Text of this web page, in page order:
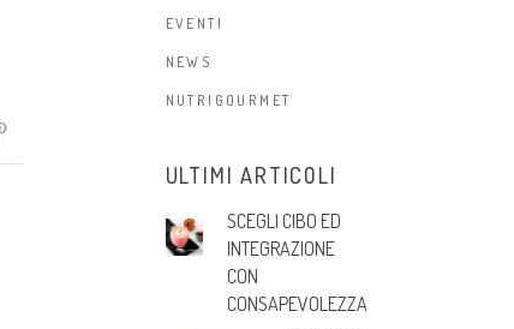
EVENTI
NEWS
NUTRIGOURMET
ULTIMI ARTICOLI
SCEGLI CIBO ED
INTEGRAZIONE
CON
CONSAPEVOLEZZA